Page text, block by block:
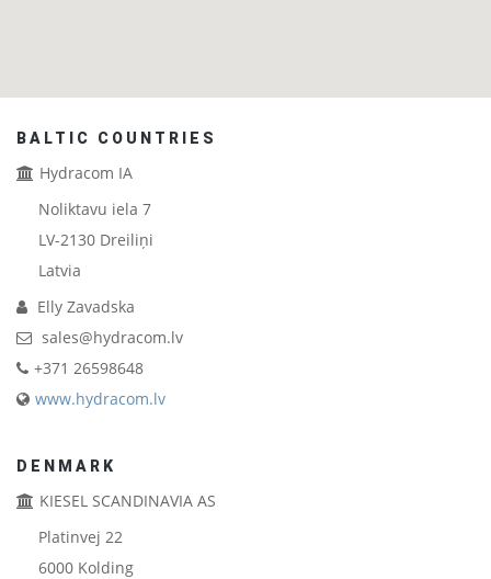
BALTIC COUNTRIES
Hydracom IA
Noliktavu iela 7
LV-2130 Dreiliņi
Latvia
Elly Zavadska
sales@hydracom.lv
+371 26598648
www.hydracom.lv
DENMARK
KIESEL SCANDINAVIA AS
Platinvej 22
6000 Kolding